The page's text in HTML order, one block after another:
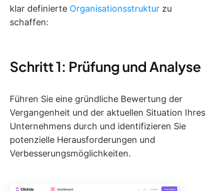
klar definierte Organisationsstruktur zu
schaffen:
Schritt 1: Prüfung und Analyse
Führen Sie eine gründliche Bewertung der
Vergangenheit und der aktuellen Situation Ihres
Unternehmens durch und identifizieren Sie
potenzielle Herausforderungen und
Verbesserungsmöglichkeiten.